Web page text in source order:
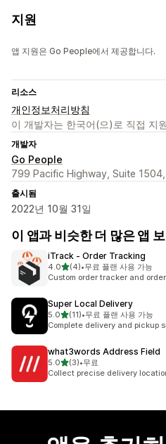
지원
앱 지원은 Go People에서 제공합니다.
리소스
개인정보처리방침
이 개발자는 한국어(으)로 직접 지
개발자
Go People
799 Pacific Highway, Suite
출시됨
2022년 10월 31일
이 앱과 비슷한 더 많은 앱 보
iTrack ‑ Order Tracking
4.0별 5개 중
(4)
총 리뷰 4개
•무료 플랜 사용 가능
Custom order tracker and
Super Local Delivery
5.0별 5개 중
(11)
총 리뷰 11개
•무료 플랜 사용 가능
Complete delivery and pickup
what3words Address Field
5.0별 5개 중
(3)
총 리뷰 3개
•무료
Collect precise delivery